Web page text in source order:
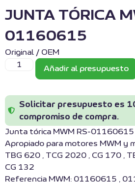
JUNTA TÓRICA
01160615
Original / OEM
Añadir al presupuesto
Solicitar presupuesto es
compromiso de compra.
Junta tórica MWM RS-01160615
Apropiado para motores MWM y
TBG 620 , TCG 2020 , CG 170 ,
CG 132
Referencia MWM: 01160615 ,